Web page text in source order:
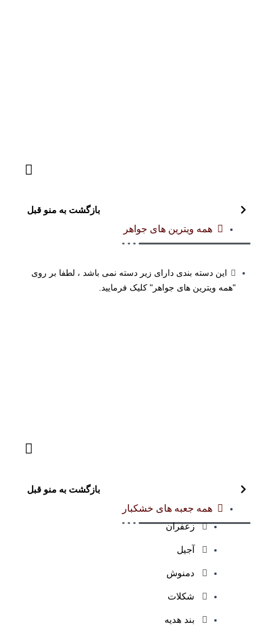
بازگشت به منو قبل
همه ویترین های جواهر
این دسته بندی دارای زیر دسته نمی باشد ، لطفا بر روی
"همه ویترین های جواهر" کلیک فرمایید.
بازگشت به منو قبل
همه جعبه های خشکبار
زعفران
آجیل
دمنوش
شکلات
بند هدیه